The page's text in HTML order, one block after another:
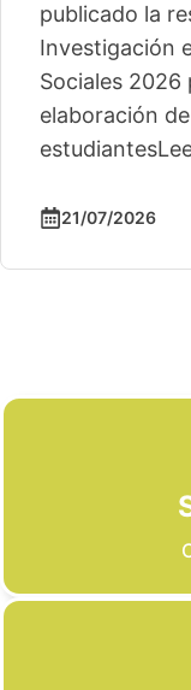
publicado la
Investigación
Sociales 2026
elaboración
estudiantes
21/07/2026